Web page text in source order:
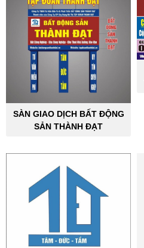
SÀN GIAO DỊCH BẤT ĐỘNG
SẢN THÀNH ĐẠT